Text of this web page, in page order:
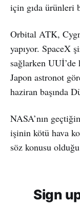
için gıda ürünleri
Orbital ATK,
yapıyor. SpaceX
sağlarken
Japon astronot
haziran başında
NASA’nın
işinin kötü hava
söz konusu
Sign